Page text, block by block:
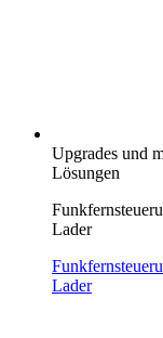
Upgrades und
Lösungen
Lader
Lader